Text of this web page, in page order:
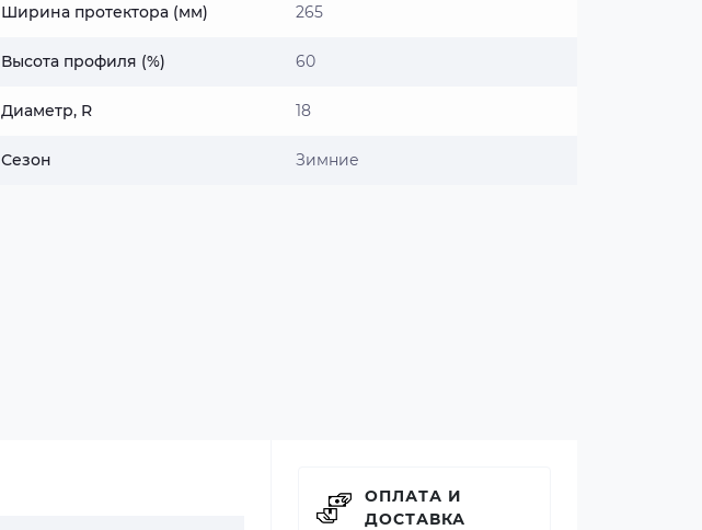
Ширина протектора (мм) 265
Высота профиля (%) 60
Диаметр, R 18
Сезон Зимние
ОПЛАТА И
ДОСТАВКА